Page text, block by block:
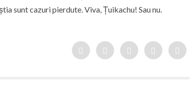
sunt cazuri pierdute. Viva, Țuikachu! Sau nu.